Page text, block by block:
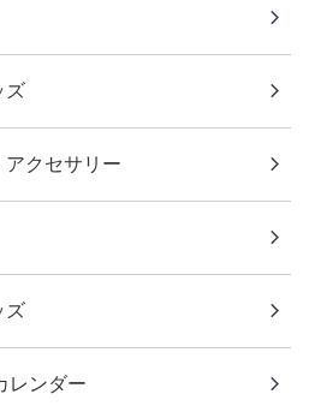
ズ
アクセサリー
ズ
レンダー